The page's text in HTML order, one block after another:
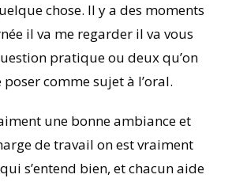
chose. Il y a des moments
il va me regarder il va vous
pratique ou deux qu’on
comme sujet à l’oral.
une bonne ambiance et
de travail on est vraiment
s’entend bien, et chacun aide